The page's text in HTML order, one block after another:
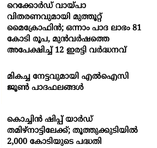
റെക്കോർഡ് വായ്പാ
വിതരണവുമായി മുത്തൂറ്റ്
മൈക്രോഫിൻ; ഒന്നാം പാദ ലാഭം 81
കോടി രൂപ, മുൻവർഷത്തെ
അപേക്ഷിച്ച് 12 ഇരട്ടി വർദ്ധനവ്
മികച്ച നേട്ടവുമായി എൽഐസി
ജൂൺ പാദഫലങ്ങൾ
കൊച്ചിന്‍ ഷിപ്പ് യാർഡ്
തമിഴ്നാട്ടിലേക്ക്; തൂത്തുക്കുടിയിൽ
2,000 കോടിയുടെ പദ്ധതി